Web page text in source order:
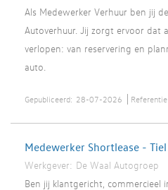
Als Medewerker Verhuur ben jij
Autoverhuur. Jij zorgt ervoor dat
verlopen: van reservering en
auto.
Gepubliceerd: 28-07-2026
Medewerker Shortlease - Tiel
Werkgever: De Waal Autogroep
Ben jij klantgericht, commercieel